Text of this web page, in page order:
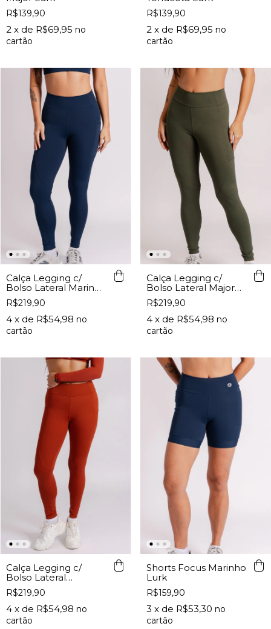
R$139,90
2 x de R$69,95
R$139,90
2 x de R$69,95
Calça Legging c/
Bolso Lateral Marinho
Lurk
R$219,90
4 x de R$54,98
Calça Legging c/
Bolso Lateral Major
Lurk
R$219,90
4 x de R$54,98
Calça Legging c/
Bolso Lateral
Terracota Lurk
R$219,90
4 x de R$54,98
Shorts Focus Marinho
Lurk
R$159,90
3 x de R$53,30